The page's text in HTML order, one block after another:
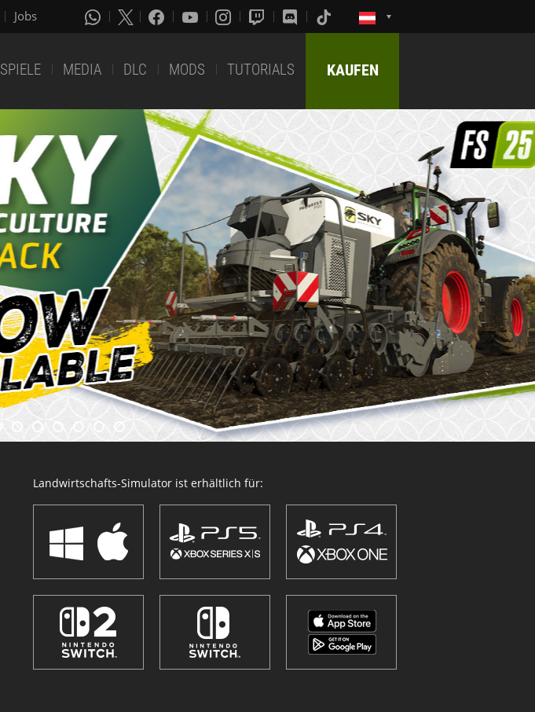
Jobs
SPIELE MEDIA DLC MODS TUTORIALS KAUFEN
Landwirtschafts-Simulator ist erhältlich für: